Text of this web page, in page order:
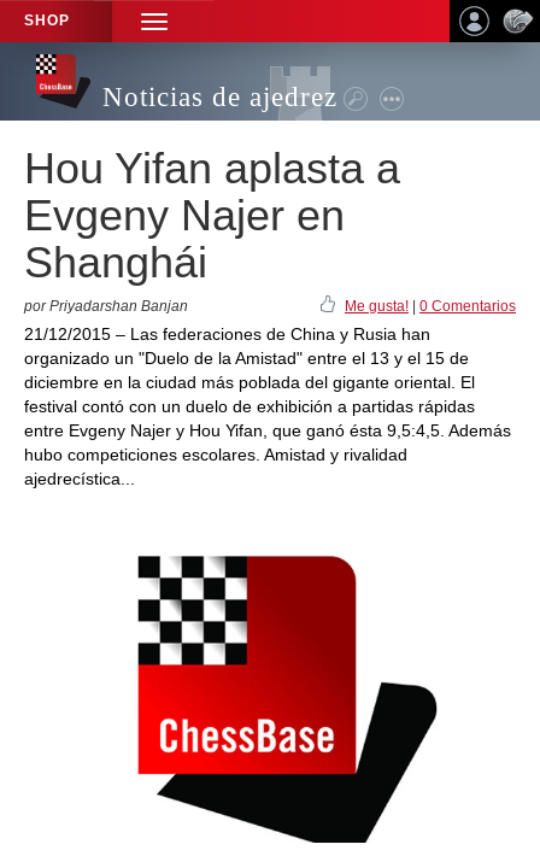
SHOP
TOGGLE
NAVIGATION
Noticias de ajedrez
Hou Yifan aplasta a
Evgeny Najer en
Shanghái
por Priyadarshan Banjan Me gusta! 0 Comentarios
21/12/2015 – Las federaciones de China y Rusia han
organizado un "Duelo de la Amistad" entre el 13 y el 15 de
diciembre en la ciudad más poblada del gigante oriental. El
festival contó con un duelo de exhibición a partidas rápidas
entre Evgeny Najer y Hou Yifan, que ganó ésta 9,5:4,5. Además
hubo competiciones escolares. Amistad y rivalidad
ajedrecística...